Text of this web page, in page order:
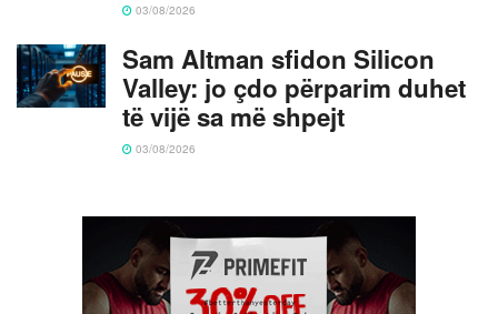
03/08/2026
Sam Altman sfidon Silicon
Valley: jo çdo përparim duhet
të vijë sa më shpejt
03/08/2026